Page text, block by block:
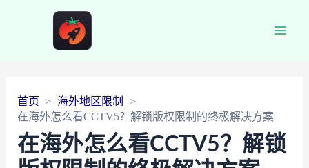
首页
海外地区限制
在海外怎么看CCTV5？解锁版权限制的终极解决方案
在海外怎么看CCTV5？解锁